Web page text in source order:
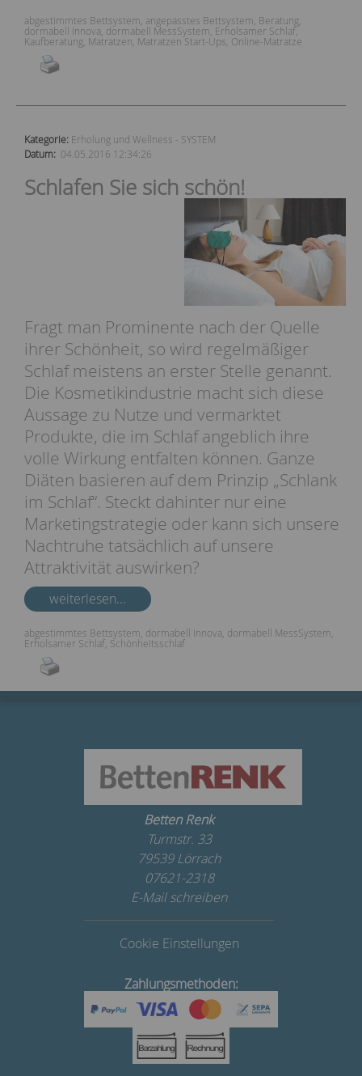
abgestimmtes Bettsystem angepasstes Bettsystem Beratung
dormabell Innova dormabell MessSystem Erholsamer Schlaf,
Kaufberatung Matratzen Matratzen Start-Ups Online-Matratze
Kategorie: Erholung und Wellness
SYSTEM
Datum: 04.05.2016 12:34:26
Schlafen Sie sich schön!
Fragt man Prominente nach der Quelle
ihrer Schönheit, so wird regelmäßiger
Schlaf meistens an erster Stelle genannt.
Die Kosmetikindustrie macht sich diese
Aussage zu Nutze und vermarktet
Produkte, die im Schlaf angeblich ihre
volle Wirkung entfalten können. Ganze
Diäten basieren auf dem Prinzip „Schlank
im Schlaf“. Steckt dahinter nur eine
Marketingstrategie oder kann sich unsere
Nachtruhe tatsächlich auf unsere
Attraktivität auswirken?
weiterlesen...
abgestimmtes Bettsystem dormabell Innova dormabell MessSystem
Erholsamer Schlaf Schönheitsschlaf
Betten Renk
Turmstr. 33
79539 Lörrach
07621-2318
E-Mail schreiben
Cookie Einstellungen
Zahlungsmethoden: